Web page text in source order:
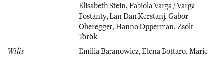
Elisabeth Stein, Fabiola Varga / Varga-
Postanty, Lan Dan Kerstanj, Gabor
Oberegger, Hanno Opperman, Zsolt
Török
Wilis
Emilia Baranowicz, Elena Bottaro, Marie